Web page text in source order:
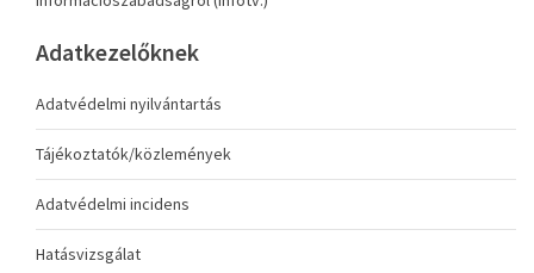
Adatkezelőknek
Adatvédelmi nyilvántartás
Tájékoztatók/közlemények
Adatvédelmi incidens
Hatásvizsgálat